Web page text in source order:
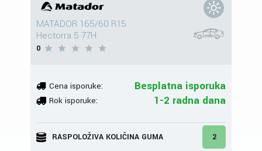
MATADOR 165/60 R15
Hectorra 5 77H
0
Cena isporuke: Besplatna isporuka
Rok isporuke: 1-2 radna dana
RASPOLOŽIVA KOLIČINA GUMA 2